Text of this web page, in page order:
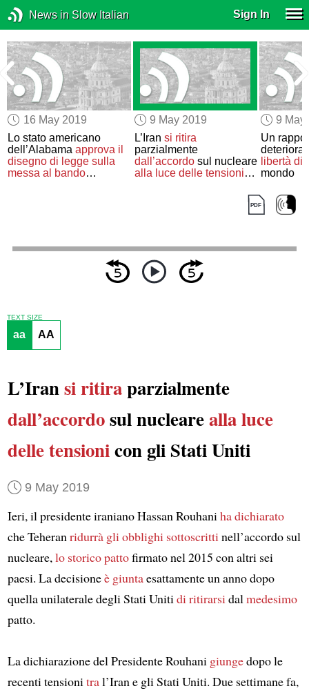
News in Slow Italian Sign In
16 May 2019
Lo stato americano
dell’Alabamaapprova il
disegno di legge sulla
messa al bando
9 May 2019
L’Iran si ritira
parzialmente
dall’accordosul nucleare
alla luce delle tensioni
9 May
Un
libertà di
mondo
TEXT SIZE
aa AA
L’Iransi ritiraparzialmente
dall’accordosul nuclearealla luce
delle tensionicon gli Stati Uniti
9 May 2019
Ieri, il presidente iraniano Hassan Rouhaniha dichiarato
che Teheranridurrà gli obblighi sottoscrittinell’accordo sul
nucleare,lo storico pattofirmato nel 2015 con altri sei
paesi. La decisioneè giuntaesattamente un anno dopo
quella unilaterale degli Stati Unitidi ritirarsidalmedesimo
patto.
La dichiarazione del Presidente Rouhani giungedopo le
recenti tensionitral’Iran e gli Stati Uniti. Due settimane fa,